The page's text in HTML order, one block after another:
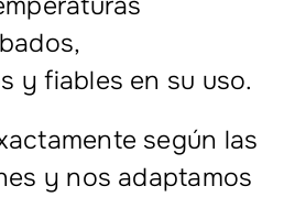
y fiables en su uso.
según las
y nos adaptamos